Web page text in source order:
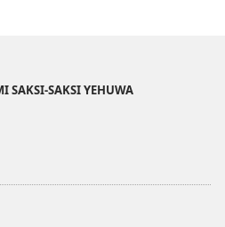
SAKSI-SAKSI YEHUWA